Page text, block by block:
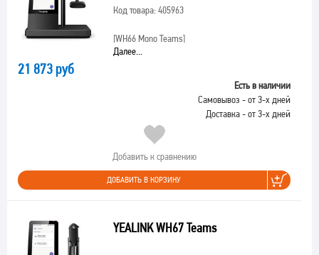
Код товара: 405963
[WH66 Mono Teams]
Далее...
21 873 руб
Есть в наличии
Самовывоз - от 3-х дней
Доставка - от 3-х дней
Добавить к сравнению
ДОБАВИТЬ В КОРЗИНУ
YEALINK WH67 Teams